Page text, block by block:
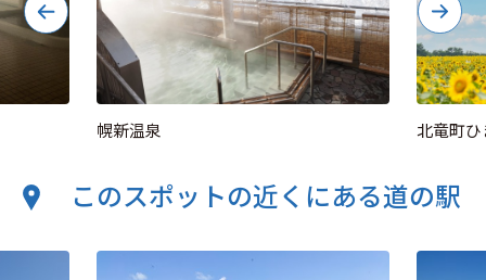
幌新温泉 北竜町
このスポットの近くにある道の駅